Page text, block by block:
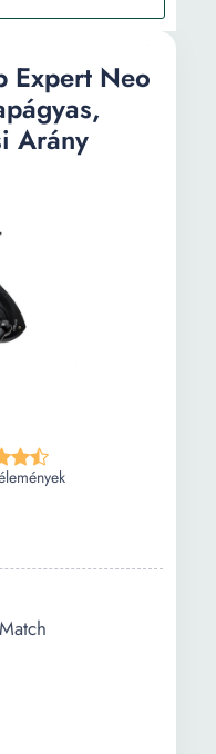
Expert Neo
Arány
Evolution 60,
álló-adagoló